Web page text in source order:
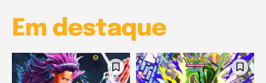
Em destaque